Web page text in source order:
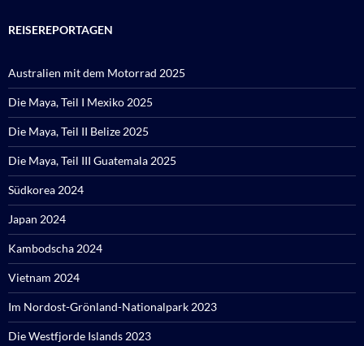
REISEREPORTAGEN
Australien mit dem Motorrad 2025
Die Maya, Teil I Mexiko 2025
Die Maya, Teil II Belize 2025
Die Maya, Teil III Guatemala 2025
Südkorea 2024
Japan 2024
Kambodscha 2024
Vietnam 2024
Im Nordost-Grönland-Nationalpark 2023
Die Westfjorde Islands 2023